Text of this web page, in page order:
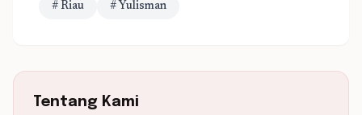
# Riau # Yulisman
Tentang Kami